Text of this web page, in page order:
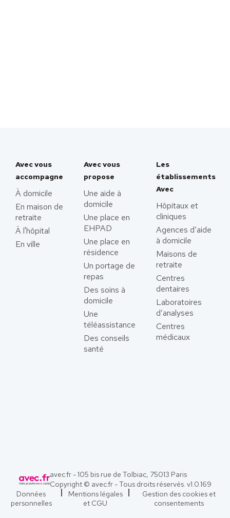
Avec vous
accompagne
À domicile
En maison de
retraite
À l'hôpital
En ville
Avec vous
propose
Une aide à
domicile
Une place en
EHPAD
Une place en
résidence
Un portage de
repas
Des soins à
domicile
Une
téléassistance
Des conseils
santé
Les
établissements
Avec
Hôpitaux et
cliniques
Agences d’aide
à domicile
Maisons de
retraite
Centres
dentaires
Laboratoires
d’analyses
Centres
médicaux
avec.fr - 105 bis rue de Tolbiac, 75013 Paris
Copyright © avec.fr - Tous droits réservés. v1.0.169
Données
personnelles
Mentions légales
et CGU
Gestion des cookies et
consentements